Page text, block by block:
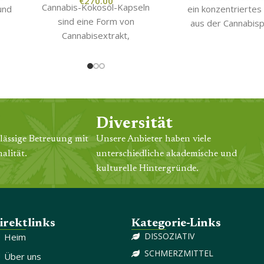
Cannabis-Kokosöl-Kapseln
sind eine Form von
Cannabisextrakt,
praktischen und einfach zu
in Form von Cannabidiol
(CBD)-Öl oder
Tetrahydrocannabinol (THC)-
Öl vor, kombiniert mit
Kokosöl für zusätzliche
gesundheitliche Vorteile. Die
Kapseln sind eine großartige
Vorteile von Cannabis
erleben möchten, ohne es
rauchen oder dampfen zu
ein konzentriertes
aus der
extrahieren.
konzentrierte Öl
Art der
Cannabispflanze
Mengen an THC
Betreuung mit
Diversität
Unsere Anbieter haben viele
unterschiedliche akademische und
kulturelle Hintergründe.
Heim
Über uns
Kategorie-Links
DISSOZIATIV
SCHMERZMITTEL